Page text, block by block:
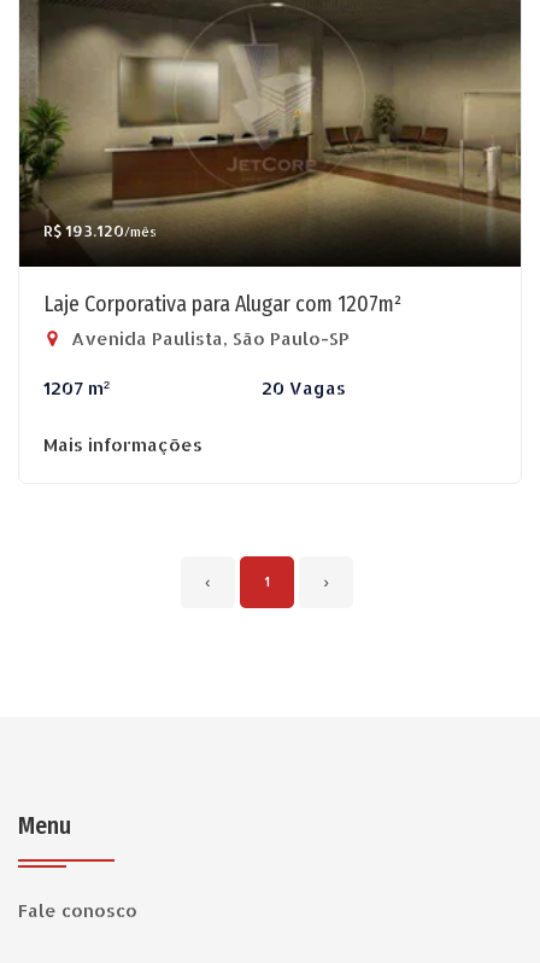
R$ 193.120/mês
Laje Corporativa para Alugar com 1207m²
Avenida Paulista, São Paulo-SP
1207 m² 20 Vagas
Mais informações
‹ 1 ›
Menu
Fale conosco